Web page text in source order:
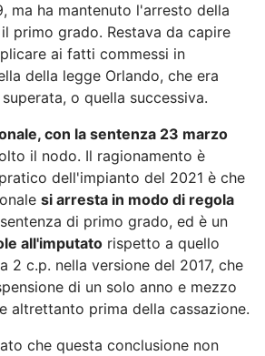
ma ha mantenuto l'arresto della
primo grado. Restava da capire
ai fatti commessi in
della legge Orlando, che era
o quella successiva.
con la sentenza 23 marzo
il nodo. Il ragionamento è
dell'impianto del 2021 è che
si arresta in modo di regola
di primo grado, ed è un
all'imputato rispetto a quello
2 c.p. nella versione del 2017, che
di un solo anno e mezzo
altrettanto prima della cassazione.
che questa conclusione non